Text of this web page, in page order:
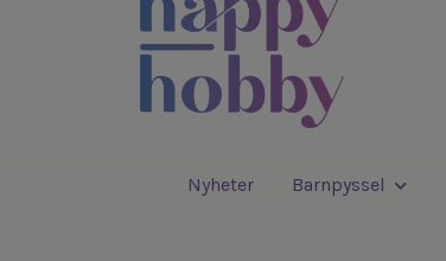
Nyheter Barnpyssel